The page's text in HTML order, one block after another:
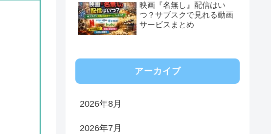
映画『名無し』配信はい
つ？サブスクで見れる動画
サービスまとめ
アーカイブ
2026年8月
2026年7月